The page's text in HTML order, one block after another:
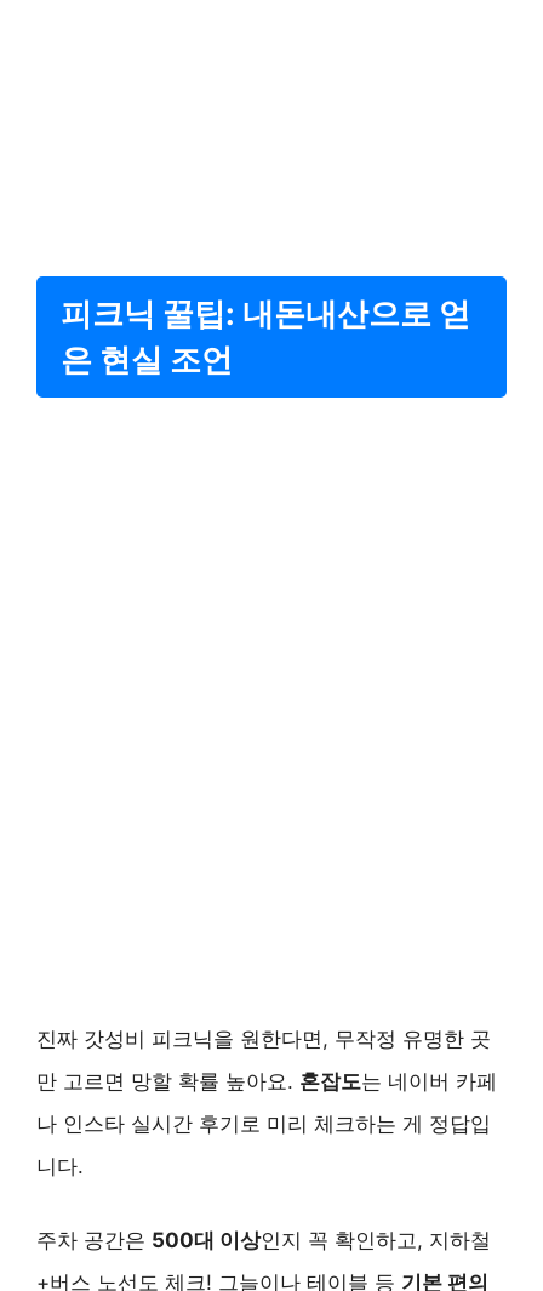
피크닉 꿀팁: 내돈내산으로 얻
은 현실 조언
진짜 갓성비 피크닉을 원한다면, 무작정 유명한 곳
만 고르면 망할 확률 높아요. 혼잡도는 네이버 카페
나 인스타 실시간 후기로 미리 체크하는 게 정답입
니다.
주차 공간은 500대 이상인지 꼭 확인하고, 지하철
+버스 노선도 체크! 그늘이나 테이블 등 기본 편의